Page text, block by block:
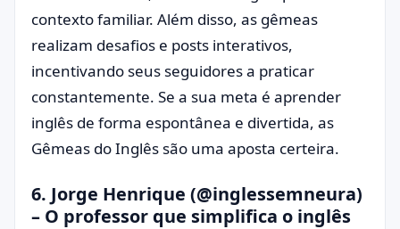
contexto familiar. Além disso, as gêmeas
realizam desafios e posts interativos,
incentivando seus seguidores a praticar
constantemente. Se a sua meta é aprender
inglês de forma espontânea e divertida, as
Gêmeas do Inglês são uma aposta certeira.
6. Jorge Henrique (@inglessemneura)
– O professor que simplifica o inglês